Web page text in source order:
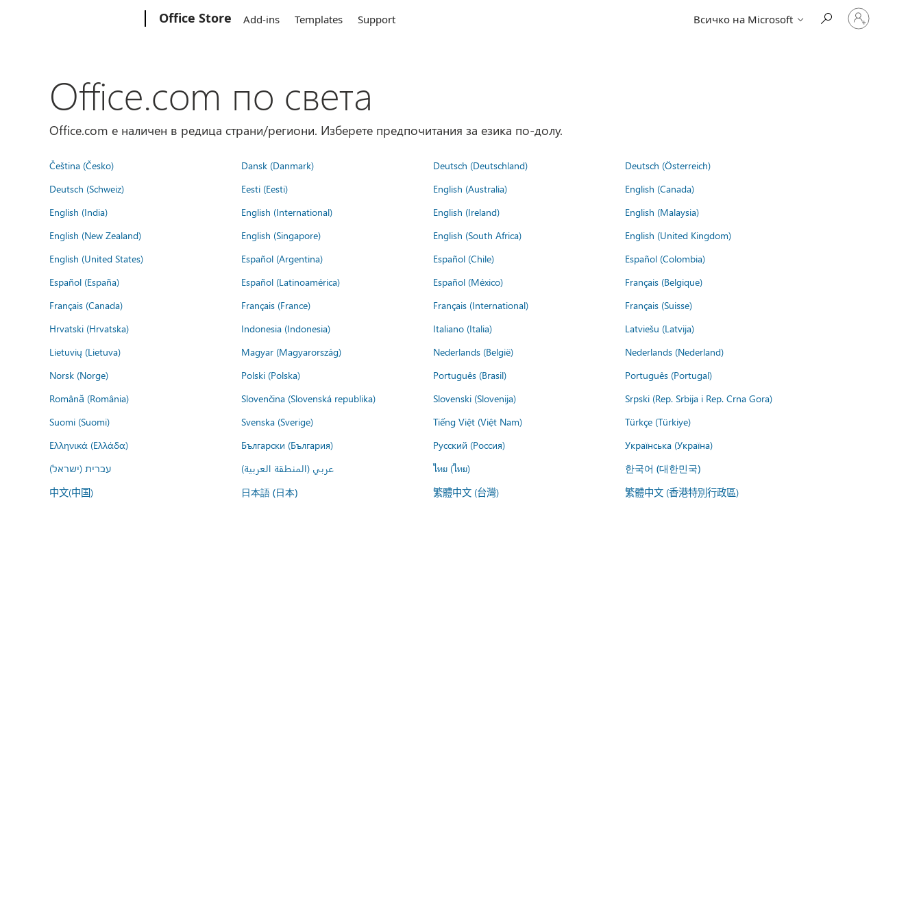
Office Store Add-ins Templates Support Всичко на Microsoft
Влезте
във
вашия
Office.com по света
Office.com е наличен в редица страни/региони. Изберете предпочитания за езика по-долу.
Čeština (Česko) Dansk (Danmark) Deutsch (Deutschland)
Deutsch (Österreich)
Deutsch (Schweiz)
Eesti (Eesti) English (Australia)
English (Canada)
English (India)
English (International) English (Ireland)
English (Malaysia)
English (New Zealand)
English (Singapore) English (South Africa)
English (United Kingdom)
English (United States)
Español (Argentina) Español (Chile)
Español (Colombia)
Español (España)
Español (Latinoamérica) Español (México)
Français (Belgique)
Français (Canada)
Français (France) Français (International)
Français (Suisse)
Hrvatski (Hrvatska)
Indonesia (Indonesia) Italiano (Italia)
Latviešu (Latvija)
Lietuvių (Lietuva)
Magyar (Magyarország) Nederlands (België)
Nederlands (Nederland)
Norsk (Norge)
Polski (Polska) Português (Brasil)
Português (Portugal)
Română (România)
Slovenčina (Slovenská republika) Slovenski (Slovenija)
Srpski (Rep. Srbija i Rep. Crna Gora)
Suomi (Suomi)
Svenska (Sverige) Tiếng Việt (Việt Nam)
Türkçe (Türkiye)
Ελληνικά (Ελλάδα)
Български (България) Русский (Россия)
Українська (Україна)
עברית (ישראל)
عربي (المنطقة العربية) ไทย (ไทย) 한국어 (대한민국)
中文(中国) 日本語 (日本) 繁體中文 (台灣) 繁體中文 (香港特別行政區)